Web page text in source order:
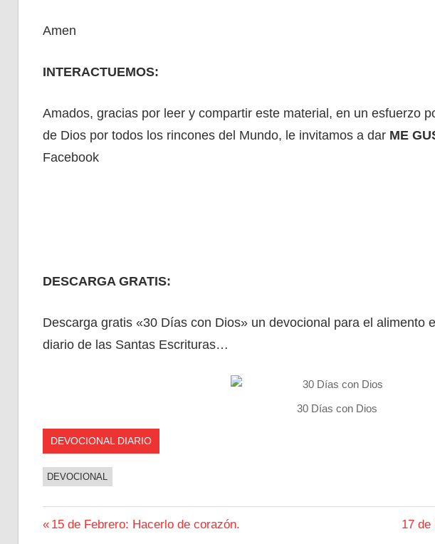
Amen
INTERACTUEMOS:
Amados, gracias por leer y compartir este material, en un esfuerzo
de Dios por todos los rincones del Mundo, le invitamos a dar ME
Facebook
DESCARGA GRATIS:
Descarga gratis «30 Días con Dios» un devocional para el alimento
diario de las Santas Escrituras…
30 Días con Dios
DEVOCIONAL DIARIO
DEVOCIONAL
Navegación
Entrada
15 de Febrero: Hacerlo de corazón. 17 de